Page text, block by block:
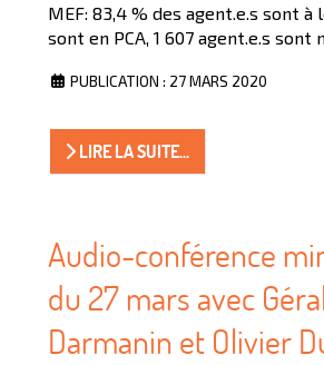
MEF: 83,4 % des agent.e.s sont à
sont en PCA, 1 607 agent.e.s sont
PUBLICATION : 27 MARS 2020
LIRE LA SUITE...
Audio-conférence
du 27 mars avec
Darmanin et Olivier